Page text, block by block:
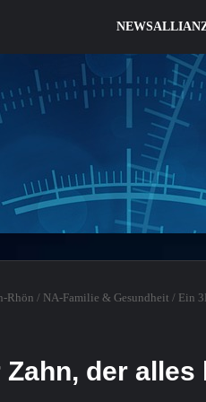
Rhön / NA-Familie & Gesundheit / Ein
der alles